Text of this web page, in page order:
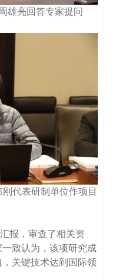
雄亮回答专家提问
代表研制单位作项目
报，审查了相关资
致认为，该项研究成
关键技术达到国际领